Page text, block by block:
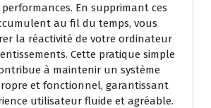
performances. En supprimant ces
au fil du temps, vous
la réactivité de votre ordinateur
Cette pratique simple
à maintenir un système
et fonctionnel, garantissant
utilisateur fluide et agréable.